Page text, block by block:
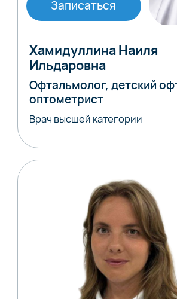
Записаться
Хамидуллина Наиля
Ильдаровна
Офтальмолог, детский
оптометрист
Врач высшей категории